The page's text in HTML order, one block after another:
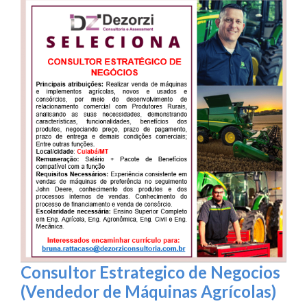
Consultor Estrategico de Negocios
(Vendedor de Máquinas Agrícolas)